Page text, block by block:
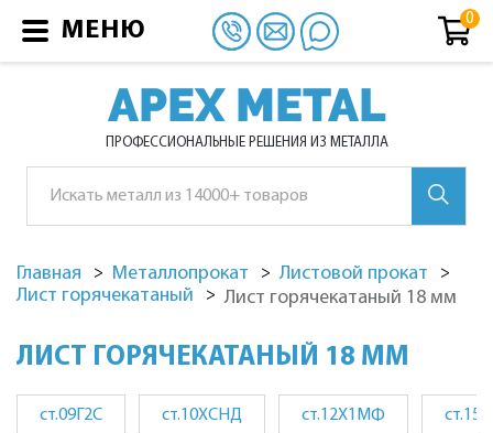
APEX METAL
ПРОФЕССИОНАЛЬНЫЕ РЕШЕНИЯ ИЗ МЕТАЛЛА
Главная Металлопрокат
Листовой прокат
Лист горячекатаный
Лист горячекатаный 18 мм
ЛИСТ ГОРЯЧЕКАТАНЫЙ 18 ММ
ст.09Г2С ст.10ХСНД ст.12Х1МФ
МЕНЮ